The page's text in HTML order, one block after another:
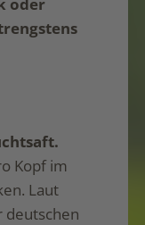
oder
Kopf im
Laut
deutschen